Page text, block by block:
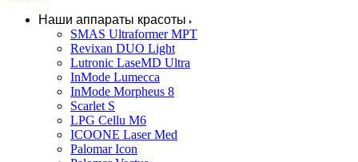
Наши аппараты красоты
SMAS Ultraformer MPT
Revixan DUO Light
Lutronic LaseMD Ultra
InMode Lumecca
InMode Morpheus 8
Scarlet S
LPG Cellu M6
ICOONE Laser Med
Palomar Icon